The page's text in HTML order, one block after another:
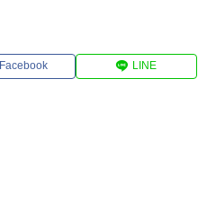
Facebook LINE